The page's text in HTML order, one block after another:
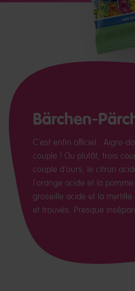
Bärchen-
C'est enfin officiel : Aigre-
couple ! Ou plutôt, trois
couple d'ours, le citron
l'orange acide et la
groseille acide et la
et trouvés. Presque